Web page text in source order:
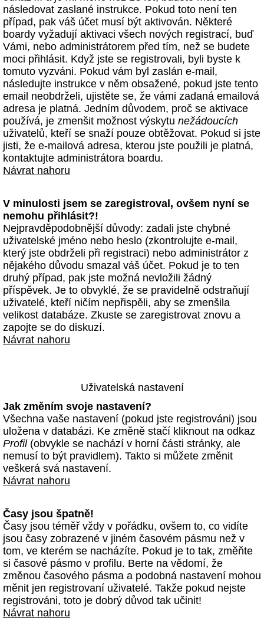
následovat zaslané instrukce. Pokud toto není ten
případ, pak váš účet musí být aktivován. Některé
boardy vyžadují aktivaci všech nových registrací, buď
Vámi, nebo administrátorem před tím, než se budete
moci přihlásit. Když jste se registrovali, byli byste k
tomuto vyzváni. Pokud vám byl zaslán e-mail,
následujte instrukce v něm obsažené, pokud jste tento
email neobdrželi, ujistěte se, že vámi zadaná emailová
adresa je platná. Jedním důvodem, proč se aktivace
používá, je zmenšit možnost výskytu nežádoucích
uživatelů, kteří se snaží pouze obtěžovat. Pokud si jste
jisti, že e-mailová adresa, kterou jste použili je platná,
kontaktujte administrátora boardu.
Návrat nahoru
V minulosti jsem se zaregistroval, ovšem nyní se
nemohu přihlásit?!
Nejpravděpodobnější důvody: zadali jste chybné
uživatelské jméno nebo heslo (zkontrolujte e-mail,
který jste obdrželi při registraci) nebo administrátor z
nějakého důvodu smazal váš účet. Pokud je to ten
druhý případ, pak jste možná nevložili žádný
příspěvek. Je to obvyklé, že se pravidelně odstraňují
uživatelé, kteří ničím nepřispěli, aby se zmenšila
velikost databáze. Zkuste se zaregistrovat znovu a
zapojte se do diskuzí.
Návrat nahoru
Uživatelská nastavení
Jak změním svoje nastavení?
Všechna vaše nastavení (pokud jste registrováni) jsou
uložena v databázi. Ke změně stačí kliknout na odkaz
Profil(obvykle se nachází v horní části stránky, ale
nemusí to být pravidlem). Takto si můžete změnit
veškerá svá nastavení.
Návrat nahoru
Časy jsou špatně!
Časy jsou téměř vždy v pořádku, ovšem to, co vidíte
jsou časy zobrazené v jiném časovém pásmu než v
tom, ve kterém se nacházíte. Pokud je to tak, změňte
si časové pásmo v profilu. Berte na vědomí, že
změnou časového pásma a podobná nastavení mohou
měnit jen registrovaní uživatelé. Takže pokud nejste
registrováni, toto je dobrý důvod tak učinit!
Návrat nahoru